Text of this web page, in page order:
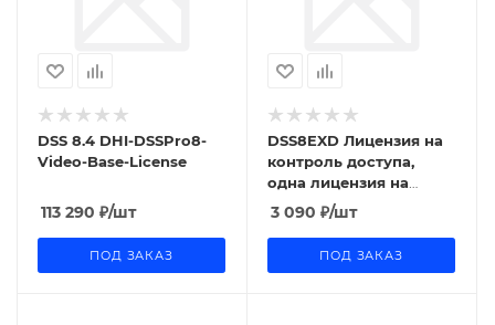
DSS 8.4 DHI-DSSPro8-
Video-Base-License
113 290 ₽/шт
ПОД ЗАКАЗ
DSS8EXD Лицензия на
контроль доступа,
одна лицензия на
канал
3 090 ₽/шт
ПОД ЗАКАЗ